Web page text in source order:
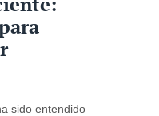
sido entendido